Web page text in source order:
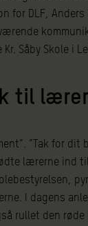
for DLF,
Såby Skole i
til
”Tak for dit
lærerne ind
I dagens
rullet den røde